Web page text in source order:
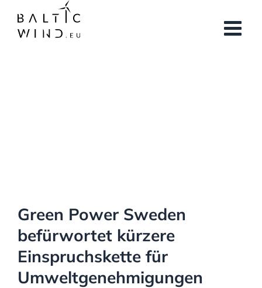
content
Green Power Sweden
befürwortet kürzere
Einspruchskette für
Umweltgenehmigungen